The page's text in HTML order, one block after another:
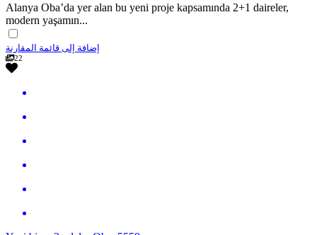
Alanya Oba’da yer alan bu yeni proje kapsamında 2+1 daireler,
modern yaşamın...
إضافة إلى قائمة المقارنة
22